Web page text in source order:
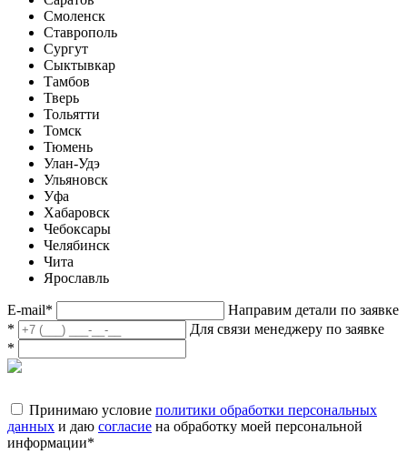
Смоленск
Ставрополь
Сургут
Сыктывкар
Тамбов
Тверь
Тольятти
Томск
Тюмень
Улан-Удэ
Ульяновск
Уфа
Хабаровск
Чебоксары
Челябинск
Чита
Ярославль
E-mail*
Направим детали по заявке
*
Для связи менеджеру по заявке
*
Принимаю условие политики обработки персональных
данных и даю согласие на обработку моей персональной
информации*